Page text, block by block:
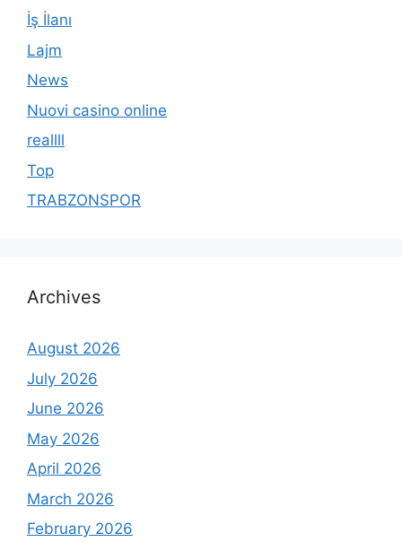
İş İlanı
Lajm
News
Nuovi casino online
reallll
Top
TRABZONSPOR
Archives
August 2026
July 2026
June 2026
May 2026
April 2026
March 2026
February 2026